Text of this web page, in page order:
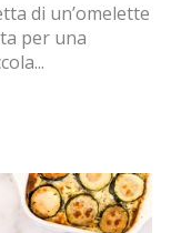
di un’omelette
per una